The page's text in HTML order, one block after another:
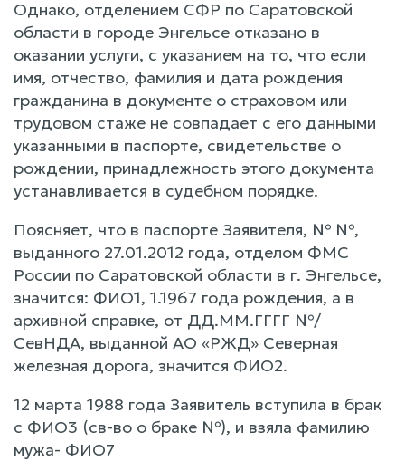
Однако, отделением СФР по Саратовской
области в городе Энгельсе отказано в
оказании услуги, с указанием на то, что если
имя, отчество, фамилия и дата рождения
гражданина в документе о страховом или
трудовом стаже не совпадает с его данными
указанными в паспорте, свидетельстве о
рождении, принадлежность этого документа
устанавливается в судебном порядке.
Поясняет, что в паспорте Заявителя, № №,
выданного 27.01.2012 года, отделом ФМС
России по Саратовской области в г. Энгельсе,
значится: ФИО1, 1.1967 года рождения, а в
архивной справке, от ДД.ММ.ГГГГ №/
СевНДА, выданной АО «РЖД» Северная
железная дорога, значится ФИО2.
12 марта 1988 года Заявитель вступила в брак
с ФИО3 (св-во о браке №), и взяла фамилию
мужа- ФИО7